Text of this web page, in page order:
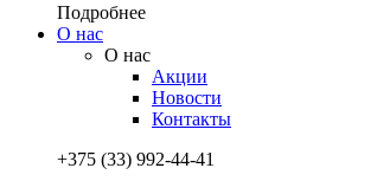
Подробнее
О нас
О нас
Акции
Новости
Контакты
+375 (33) 992-44-41